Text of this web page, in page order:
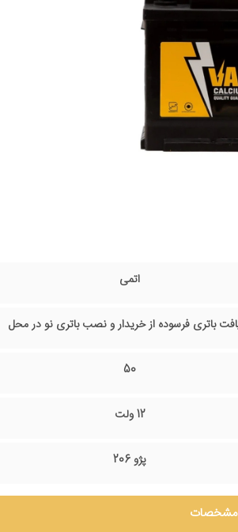
اتمی
باتری فرسوده از خریدار و نصب باتری نو در محل
50
12 ولت
پژو 206
مشخصات